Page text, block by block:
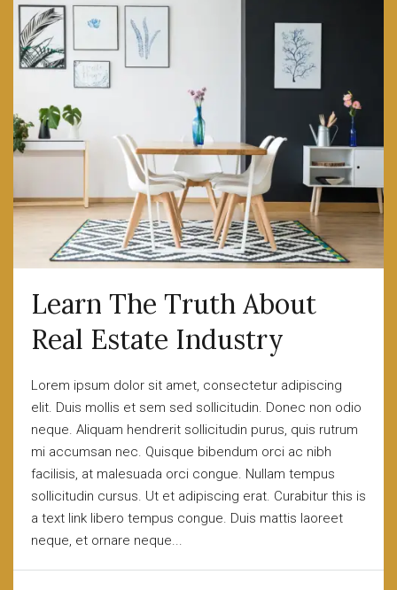
Learn The Truth About
Real Estate Industry
Lorem ipsum dolor sit amet, consectetur adipiscing
elit. Duis mollis et sem sed sollicitudin. Donec non odio
neque. Aliquam hendrerit sollicitudin purus, quis rutrum
mi accumsan nec. Quisque bibendum orci ac nibh
facilisis, at malesuada orci congue. Nullam tempus
sollicitudin cursus. Ut et adipiscing erat. Curabitur this is
a text link libero tempus congue. Duis mattis laoreet
neque, et ornare neque...